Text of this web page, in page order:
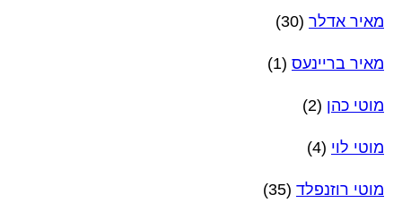
מאיר אדלר (30)
מאיר בריינעס (1)
מוטי כהן (2)
מוטי לוי (4)
מוטי רוזנפלד (35)